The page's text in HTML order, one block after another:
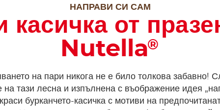
НАПРАВИ СИ САМ
касичка от
Nutella®
на пари никога не е било толкова забавно!
на тази лесна и изпълнена с въображение идея
бурканчето-касичка с мотиви на